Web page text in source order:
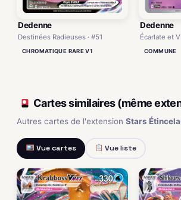
Dedenne
Destinées Radieuses · #51
CHROMATIQUE RARE V1
Dedenne
Écarlate et
COMMUNE
Cartes similaires (même
Autres cartes de l'extension Stars
Vue cartes Vue liste